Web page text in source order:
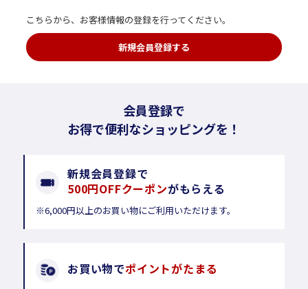
こちらから、お客様情報の登録を行ってください。
新規会員登録する
会員登録で
お得で便利なショッピングを！
新規会員登録で
500円OFFクーポンがもらえる
※6,000円以上のお買い物にご利用いただけます。
お買い物でポイントがたまる